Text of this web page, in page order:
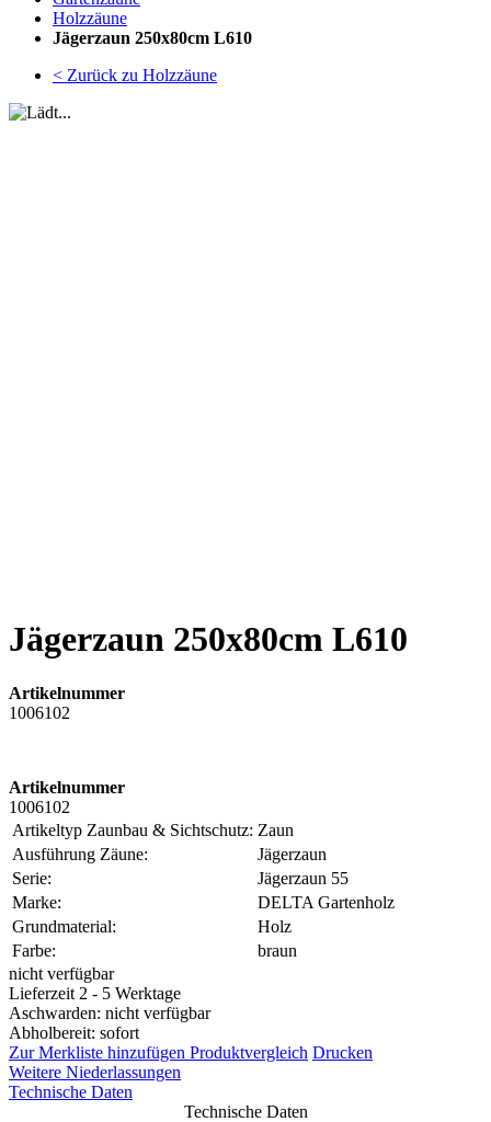
Holzzäune
Jägerzaun 250x80cm L610
< Zurück zu Holzzäune
Jägerzaun 250x80cm L610
Artikelnummer
1006102
Artikelnummer
1006102
Artikeltyp Zaunbau & Sichtschutz: Zaun
Ausführung Zäune:
Jägerzaun
Serie:
Jägerzaun 55
Marke:
DELTA Gartenholz
Grundmaterial:
Holz
Farbe:
braun
nicht verfügbar
Lieferzeit 2 - 5 Werktage
Aschwarden: nicht verfügbar
Abholbereit: sofort
Zur Merkliste hinzufügen Produktvergleich Drucken
Weitere Niederlassungen
Technische Daten
Technische Daten